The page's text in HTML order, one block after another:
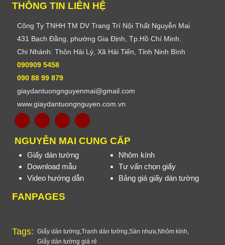
THÔNG TIN LIÊN HỆ
Công Ty TNHH TM DV Trang Trí Nội Thất Nguyễn Mai
431 Bạch Đằng, phường Gia Định, Tp.Hồ Chí Minh.
Chi Nhánh: Thôn Hải Lý, Xã Hải Tiến, Tỉnh Ninh Bình
090909 5458
090 88 99 879
giaydantuongnguyenmai@gmail.com
www.giaydantuongnguyen.com.vn
NGUYỄN MAI CUNG CẤP
Giấy dán tường
Nhôm kính
Download mẫu
Tư vấn chọn giấy
Video hướng dẫn
Bảng giá giấy dán tường
FANPAGES
Tags: Giấy dán tường Tranh dán tường ,Sàn nhựa Nhôm kính
Giấy dán tường giá rẻ